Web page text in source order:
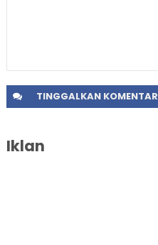
TINGGALKANKOMENTAR
Iklan